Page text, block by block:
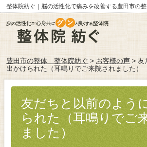
整体院紡ぐ｜脳の活性化で痛みを改善する豊田市の
豊田市の整体 整体院紡ぐ > お客様の声 > 友
出かけられた（耳鳴りでご来院されました）
友だちと以前のよう
られた（耳鳴りでご
ました）